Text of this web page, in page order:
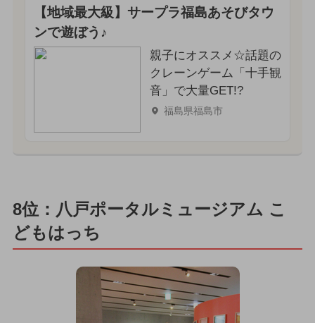
【地域最大級】サープラ福島あそびタウ
ンで遊ぼう♪
親子にオススメ☆話題の
クレーンゲーム「十手観
音」で大量GET!?
福島県福島市
8位：八戸ポータルミュージアム こ
どもはっち